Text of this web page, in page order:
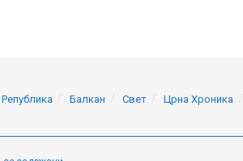
Република Балкан Свет Црна Хроника